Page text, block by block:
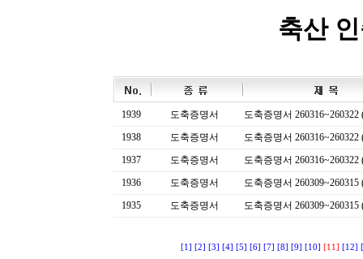
축산
1939 도축증명서
도축증명서 260316~260322
1938
도축증명서
도축증명서 260316~260322
1937
도축증명서
도축증명서 260316~260322
1936
도축증명서
도축증명서 260309~260315
1935
도축증명서 도축증명서 260309~260315
[1] [2] [3] [4] [5] [6] [7] [8] [9] [10] [11] [12]